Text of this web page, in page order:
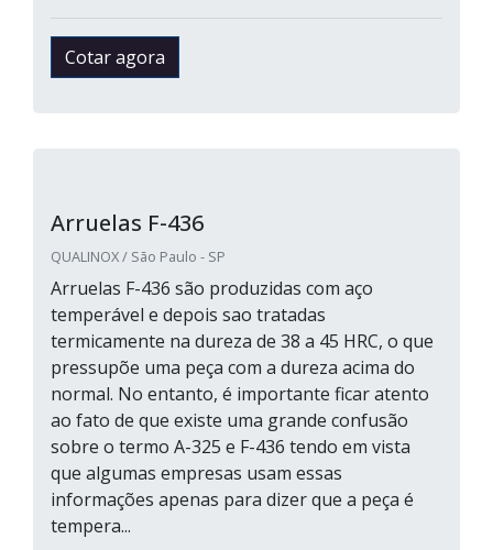
Cotar agora
Arruelas F-436
QUALINOX / São Paulo - SP
Arruelas F-436 são produzidas com aço
temperável e depois sao tratadas
termicamente na dureza de 38 a 45 HRC, o que
pressupõe uma peça com a dureza acima do
normal. No entanto, é importante ficar atento
ao fato de que existe uma grande confusão
sobre o termo A-325 e F-436 tendo em vista
que algumas empresas usam essas
informações apenas para dizer que a peça é
tempera...